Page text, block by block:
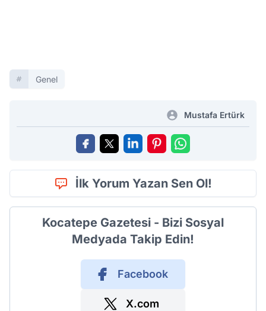
Genel
Mustafa Ertürk
İlk Yorum Yazan Sen Ol!
Kocatepe Gazetesi - Bizi Sosyal
Medyada Takip Edin!
Facebook
X.com